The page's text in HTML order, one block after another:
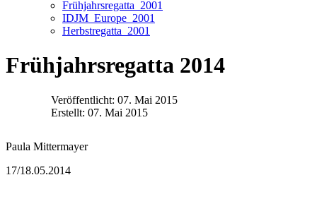
Frühjahrsregatta_2001
IDJM_Europe_2001
Herbstregatta_2001
Frühjahrsregatta 2014
Veröffentlicht: 07. Mai 2015
Erstellt: 07. Mai 2015
Paula Mittermayer
17/18.05.2014